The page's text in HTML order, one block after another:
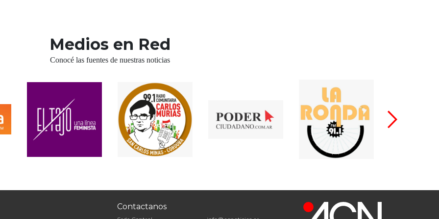
Medios en Red
Conocé las fuentes de nuestras noticias
Contactanos